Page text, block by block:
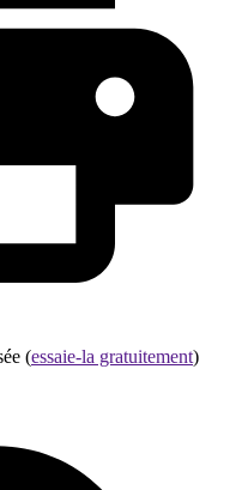
(essaie-la gratuitement)